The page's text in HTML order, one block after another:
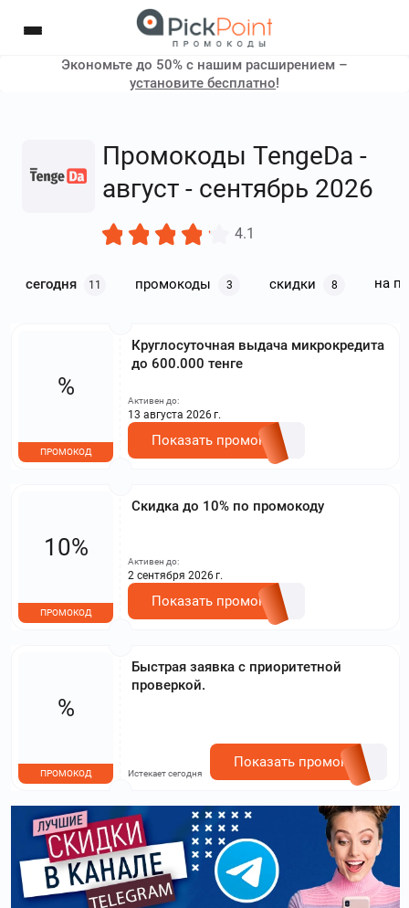
Экономьте до 50% с нашим расширением –
установите бесплатно!
Промокоды TengeDa -
август - сентябрь 2026
4.1
сегодня 11 промокоды 3 скидки 8 на
Круглосуточная выдача микрокредита
до 600.000 тенге
%
ПРОМОКОД
Активен до:
13 августа 2026 г.
Показать промокод
Скидка до 10% по промокоду
10%
ПРОМОКОД
Активен до:
2 сентября 2026 г.
Показать промокод
Быстрая заявка с приоритетной
проверкой.
%
ПРОМОКОД Истекает сегодня
Показать промокод